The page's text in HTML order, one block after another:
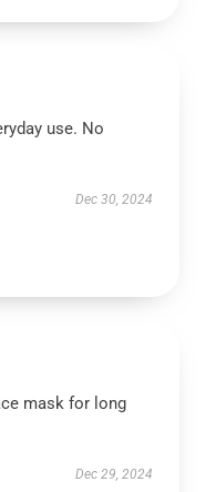
use. No
Dec 30, 2024
mask for long
Dec 29, 2024